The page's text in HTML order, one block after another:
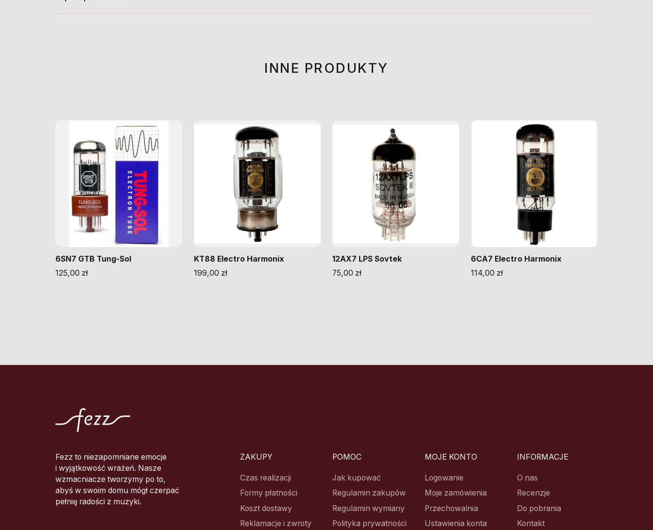
INNE PRODUKTY
6SN7 GTB Tung-Sol
125,00 zł
KT88 Electro Harmonix
199,00 zł
12AX7 LPS Sovtek
75,00 zł
6CA7 Electro Harmonix
114,00 zł
Fezz to niezapomniane emocje
i wyjątkowość wrażeń. Nasze
wzmacniacze tworzymy po to,
abyś w swoim domu mógł czerpać
pełnię radości z muzyki.
ZAKUPY
Czas realizacji
Formy płatności
Koszt dostawy
Reklamacje i zwroty
POMOC
Jak kupować
Regulamin zakupów
Regulamin wymiany
Polityka prywatności
MOJE KONTO
Logowanie
Moje zamówienia
Przechowalnia
Ustawienia konta
INFORMACJE
O nas
Recenzje
Do pobrania
Kontakt